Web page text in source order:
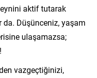
aktif tutarak
da. Düşünceniz, yaşam
ulaşamazsa;
vazgeçtiğinizi,